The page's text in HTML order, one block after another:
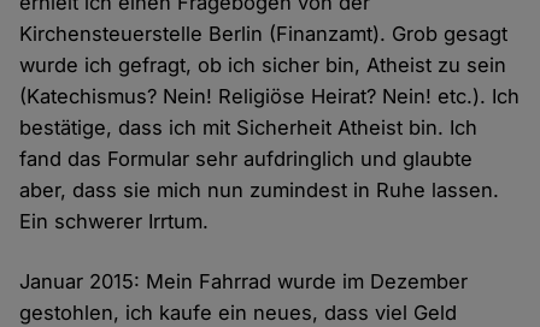
Kirchensteuerstelle Berlin (Finanzamt). Grob gesagt
wurde ich gefragt, ob ich sicher bin, Atheist zu sein
(Katechismus? Nein! Religiöse Heirat? Nein! etc.). Ich
bestätige, dass ich mit Sicherheit Atheist bin. Ich
fand das Formular sehr aufdringlich und glaubte
aber, dass sie mich nun zumindest in Ruhe lassen.
Ein schwerer Irrtum.
Januar 2015: Mein Fahrrad wurde im Dezember
gestohlen, ich kaufe ein neues, dass viel Geld